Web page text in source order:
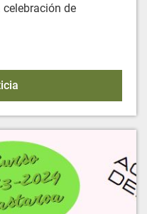
de
FUNERALES CIVILES